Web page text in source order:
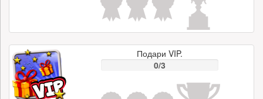
Подари VIP.
0/3